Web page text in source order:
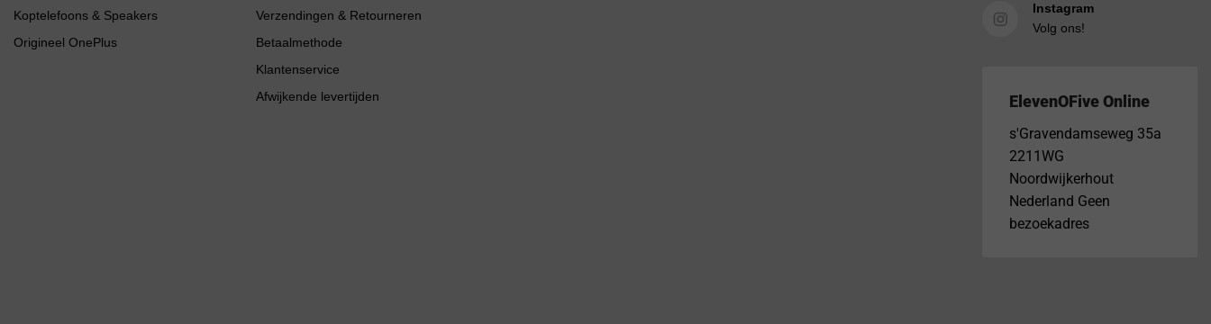
Koptelefoons & Speakers
Origineel OnePlus
Verzendingen & Retourneren
Betaalmethode
Klantenservice
Afwijkende levertijden
Instagram
Volg ons!
ElevenOFive Online
s'Gravendamseweg 35a
2211WG
Noordwijkerhout
Nederland Geen
bezoekadres